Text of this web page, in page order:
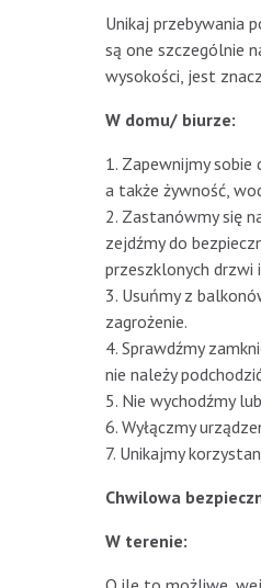
Unikaj przebywania
są one szczególnie
wysokości, jest
W domu/ biurze:
1. Zapewnijmy
a także żywność,
2. Zastanówmy się
zejdźmy do
przeszklonych drzwi
3. Usuńmy z
zagrożenie.
4. Sprawdźmy
nie należy
5. Nie wychodźmy
6. Wyłączmy
7. Unikajmy
Chwilowa
W terenie: